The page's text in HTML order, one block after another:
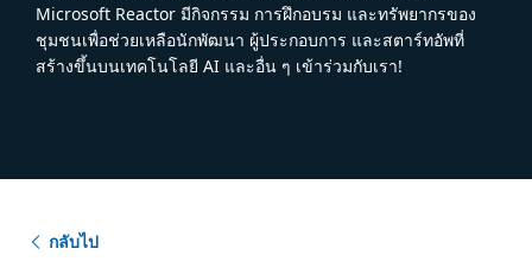
Microsoft Reactor มีกิจกรรม การฝึกอบรม และทรัพยากรของ
ชุมชนเพื่อช่วยเหลือนักพัฒนา ผู้ประกอบการ และสตาร์ทอัพที่
สร้างขึ้นบนเทคโนโลยี AI และอื่น ๆ เข้าร่วมกับเรา!
กลับไป